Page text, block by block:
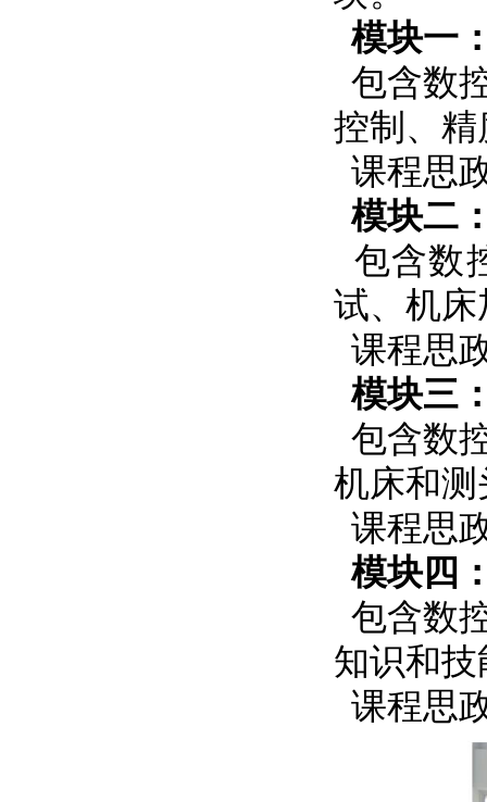
模块一
包含数
控制、
课程思
模块二
包含数
试、机
课程思
模块三
包含数
机床和
课程思
模块四
包含数
知识和技
课程思